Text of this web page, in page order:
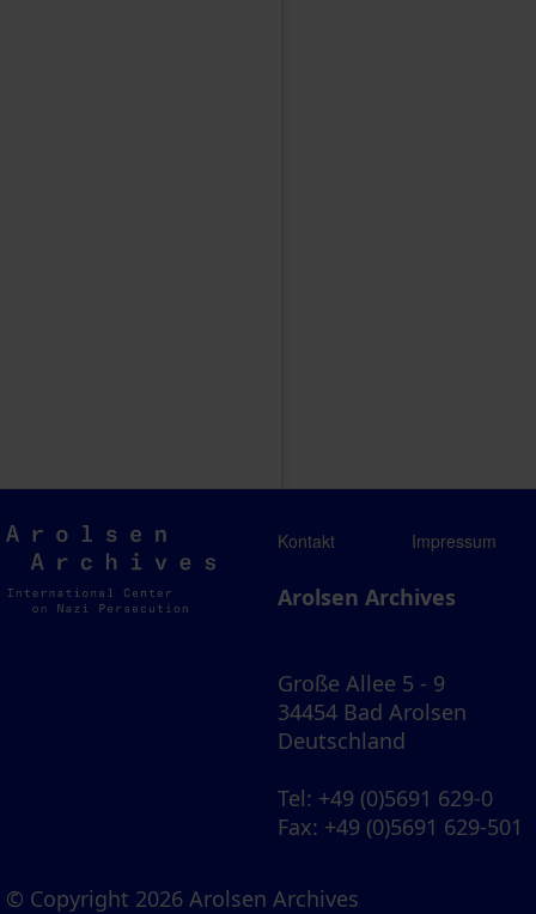
Arolsen
Archives
Kontakt Impressum
Arolsen Archives
Große Allee 5 - 9
34454 Bad Arolsen
Deutschland
Tel: +49 (0)5691 629-0
Fax: +49 (0)5691 629-501
© Copyright 2026 Arolsen Archives